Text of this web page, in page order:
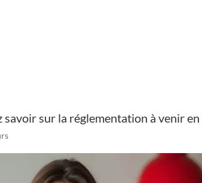
savoir sur la réglementation à venir